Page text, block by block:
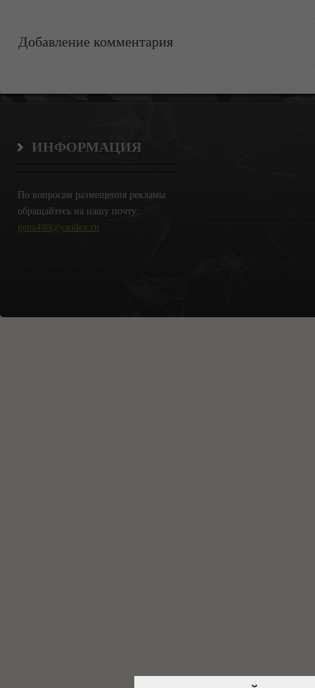
Добавление комментария
ИНФОРМАЦИЯ
По вопросам размещения рекламы
обращайтесь на нашу почту:
gena480@yandex.ru